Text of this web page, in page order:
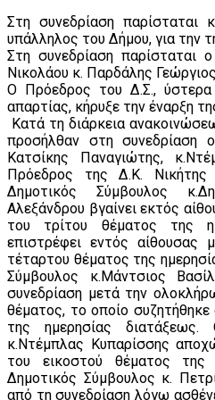
Στη συνεδρίαση παρίσταται
υπάλληλος του Δήμου, για την
Στη συνεδρίαση παρίσταται
Νικολάου κ. Παρδάλης
Ο Πρόεδρος του Δ.Σ.,
απαρτίας, κήρυξε την έναρξη
Κατά τη διάρκεια
προσήλθαν στη συνεδρίαση
Κατσίκης Παναγιώτης,
Πρόεδρος της Δ.Κ. Νικήτης
Δημοτικός Σύμβουλος
Αλεξάνδρου βγαίνει εκτός
του τρίτου θέματος της
επιστρέφει εντός αίθουσας
τέταρτου θέματος της
Σύμβουλος κ.Μάντσιος
συνεδρίαση μετά την
θέματος, το οποίο
της ημερησίας
κ.Ντέμπλας Κυπαρίσσης
του εικοστού θέματος της
Δημοτικός Σύμβουλος κ.
από τη συνεδρίαση λόγω